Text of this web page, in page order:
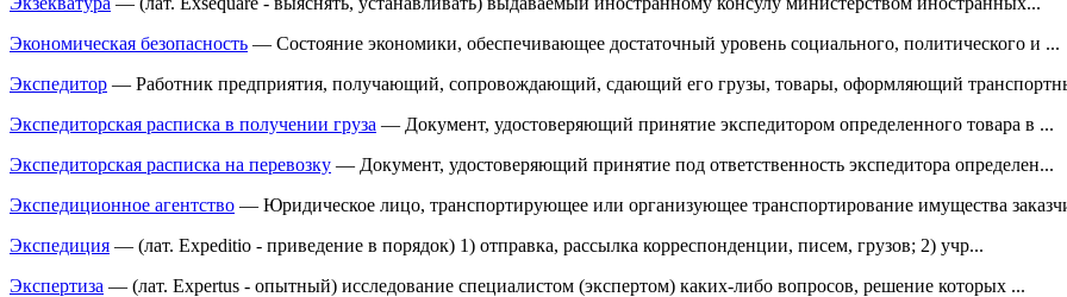
Экономическая безопасность — Состояние экономики, обеспечивающее достаточный уровень социального, политического и ...
Экспедитор — Работник предприятия, получающий, сопровождающий, сдающий его грузы, товары, оформляющий
Экспедиторская расписка в получении груза — Документ, удостоверяющий принятие экспедитором определенного товара в ...
Экспедиторская расписка на перевозку — Документ, удостоверяющий принятие под ответственность экспедитора определен...
Экспедиционное агентство — Юридическое лицо, транспортирующее или организующее транспортирование имущества
Экспедиция — (лат. Expeditio - приведение в порядок) 1) отправка, рассылка корреспонденции, писем, грузов; 2) учр...
Экспертиза — (лат. Expertus - опытный) исследование специалистом (экспертом) каких-либо вопросов, решение которых ...